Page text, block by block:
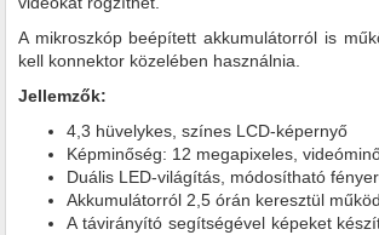
A mikroszkóp beépített akkumulátorról is
kell konnektor közelében használnia.
Jellemzők:
4,3 hüvelykes, színes LCD-képernyő
Képminőség: 12 megapixeles,
Duális LED-világítás, módosítható
Akkumulátorról 2,5 órán keresztül
A távirányító segítségével képeket